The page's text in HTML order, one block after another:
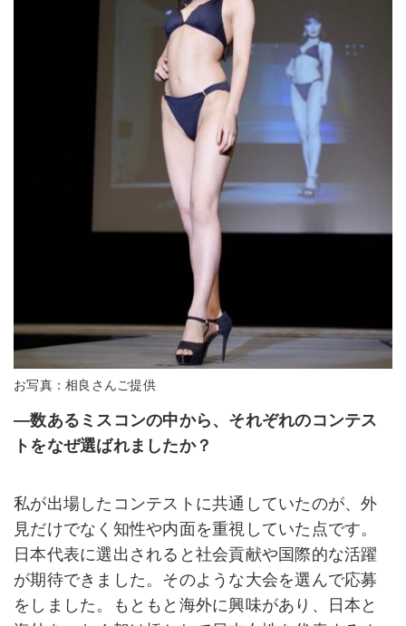
お写真：相良さんご提供
―数あるミスコンの中から、それぞれのコンテス
トをなぜ選ばれましたか？
私が出場したコンテストに共通していたのが、外
見だけでなく知性や内面を重視していた点です。
日本代表に選出されると社会貢献や国際的な活躍
が期待できました。そのような大会を選んで応募
をしました。もともと海外に興味があり、日本と